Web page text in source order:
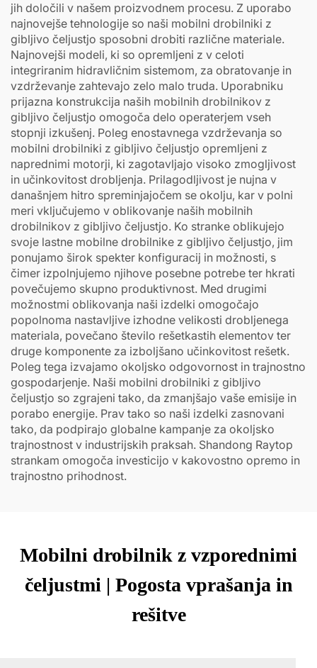
jih določili v našem proizvodnem procesu. Z uporabo
najnovejše tehnologije so naši mobilni drobilniki z
gibljivo čeljustjo sposobni drobiti različne materiale.
Najnovejši modeli, ki so opremljeni z v celoti
integriranim hidravličnim sistemom, za obratovanje in
vzdrževanje zahtevajo zelo malo truda. Uporabniku
prijazna konstrukcija naših mobilnih drobilnikov z
gibljivo čeljustjo omogoča delo operaterjem vseh
stopnji izkušenj. Poleg enostavnega vzdrževanja so
mobilni drobilniki z gibljivo čeljustjo opremljeni z
naprednimi motorji, ki zagotavljajo visoko zmogljivost
in učinkovitost drobljenja. Prilagodljivost je nujna v
današnjem hitro spreminjajočem se okolju, kar v polni
meri vključujemo v oblikovanje naših mobilnih
drobilnikov z gibljivo čeljustjo. Ko stranke oblikujejo
svoje lastne mobilne drobilnike z gibljivo čeljustjo, jim
ponujamo širok spekter konfiguracij in možnosti, s
čimer izpolnjujemo njihove posebne potrebe ter hkrati
povečujemo skupno produktivnost. Med drugimi
možnostmi oblikovanja naši izdelki omogočajo
popolnoma nastavljive izhodne velikosti drobljenega
materiala, povečano število rešetkastih elementov ter
druge komponente za izboljšano učinkovitost rešetk.
Poleg tega izvajamo okoljsko odgovornost in trajnostno
gospodarjenje. Naši mobilni drobilniki z gibljivo
čeljustjo so zgrajeni tako, da zmanjšajo vaše emisije in
porabo energije. Prav tako so naši izdelki zasnovani
tako, da podpirajo globalne kampanje za okoljsko
trajnostnost v industrijskih praksah. Shandong Raytop
strankam omogoča investicijo v kakovostno opremo in
trajnostno prihodnost.
Mobilni drobilnik z vzporednimi
čeljustmi | Pogosta vprašanja in
rešitve